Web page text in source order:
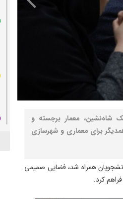
شاه‌نشین، معمار برجسته و
برای معماری و شهرسازی
همراه شد، فضایی صمیمی
کرد.